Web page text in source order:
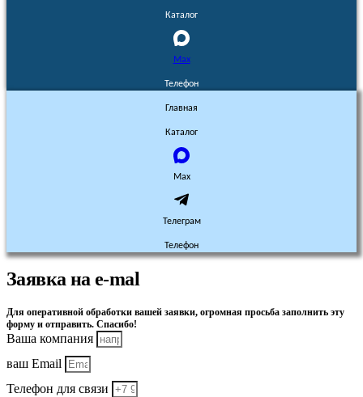
Каталог
Max
Телефон
Главная
Каталог
Max
Телеграм
Телефон
Заявка на e-mal
Для оперативной обработки вашей заявки, огромная просьба заполнить эту
форму и отправить. Спасибо!
Ваша компания
ваш Email
Телефон для связи